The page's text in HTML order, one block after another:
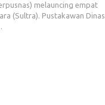
melauncing empat
(Sultra). Pustakawan Dinas